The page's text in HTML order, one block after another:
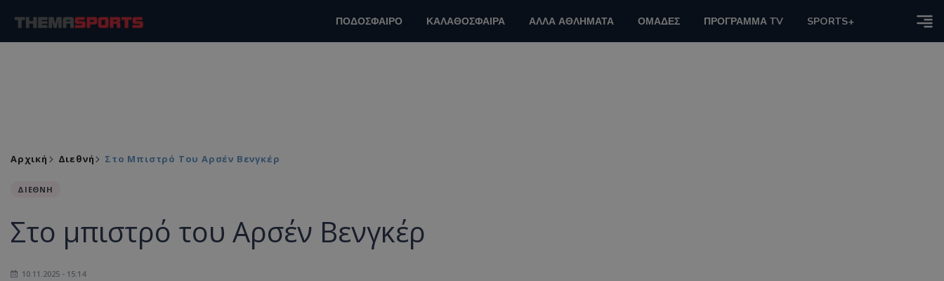
ΠΟΔΟΣΦΑΙΡΟ ΚΑΛΑΘΟΣΦΑΙΡΑ ΑΛΛΑ ΑΘΛΗΜΑΤΑ ΟΜΑΔΕΣ ΠΡΟΓΡΑΜΜΑ TV SPORTS+
Αρχική Διεθνή Στο Μπιστρό Του Αρσέν Βενγκέρ
ΔΙΕΘΝΗ
Στο μπιστρό του Αρσέν Βενγκέρ
10.11.2025 - 15:14